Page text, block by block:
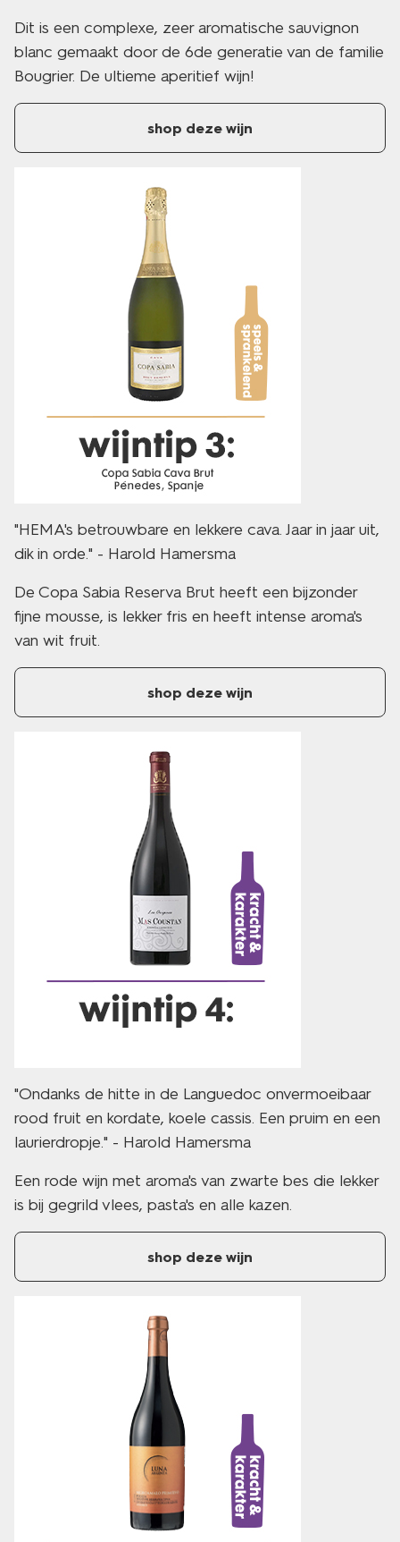
Dit is een complexe, zeer aromatische sauvignon
blanc gemaakt door de 6de generatie van de familie
Bougrier. De ultieme aperitief wijn!
shop deze wijn
"HEMA's betrouwbare en lekkere cava. Jaar in jaar uit,
dik in orde." - Harold Hamersma
De Copa Sabia Reserva Brut heeft een bijzonder
fijne mousse, is lekker fris en heeft intense aroma's
van wit fruit.
shop deze wijn
"Ondanks de hitte in de Languedoc onvermoeibaar
rood fruit en kordate, koele cassis. Een pruim en een
laurierdropje." - Harold Hamersma
Een rode wijn met aroma's van zwarte bes die lekker
is bij gegrild vlees, pasta's en alle kazen.
shop deze wijn